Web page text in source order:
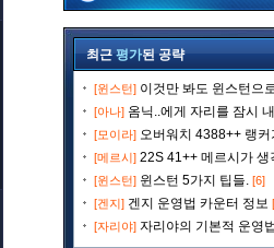
최근평가된 공략
[윈스턴] 이것만 봐도 윈스턴으
[아나] 옴닉..에게 자리를 잠시
[모이라] 오버워치 4388++ 랭
[메르시] 22S 41++ 메르시가
[윈스턴] 윈스턴 5가지 팁들. [6]
[겐지] 겐지 운영법 카운터 정보
[자리야] 자리야의 기본적 운영